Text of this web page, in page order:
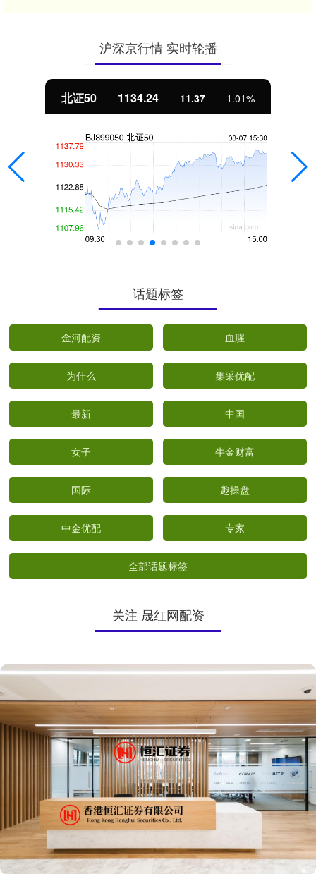
沪深京行情 实时轮播
北证50 1134.24 11.37 1.01%
话题标签
金河配资 血腥
为什么 集采优配
最新 中国
女子 牛金财富
国际 趣操盘
中金优配 专家
全部话题标签
关注 晟红网配资